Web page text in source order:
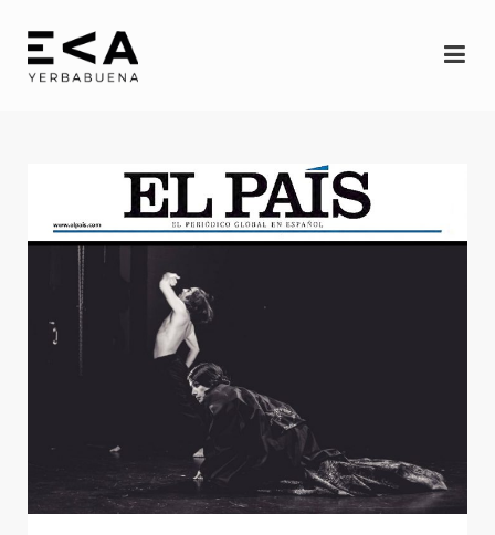
Eva
Espectáculos
YERBAGÜENA
(oscuro brillante)
RE-FRACCIÓN (Desde
mis ojos)